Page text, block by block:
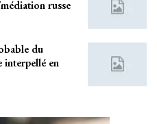
russe
du
interpellé en